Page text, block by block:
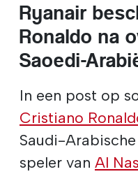
Ryanair
Ronaldo na
Saoedi-
In een post op
Cristiano
Saudi-
speler van Al